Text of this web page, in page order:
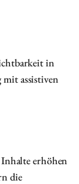
in
assistiven
erhöhen
die